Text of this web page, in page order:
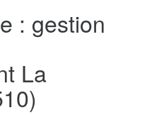
: gestion
La